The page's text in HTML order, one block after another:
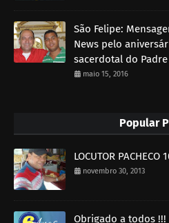
São Felipe:
News pelo
sacerdotal do
maio 15, 2016
Popular
LOCUTOR PACHECO
novembro 30, 2013
Obrigado a todos !!!